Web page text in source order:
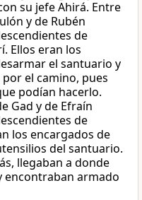
su jefe Ahirá. Entre
y de Rubén
de
Ellos eran los
el santuario y
el camino, pues
podían hacerlo.
Gad y de Efraín
de
los encargados de
del santuario.
llegaban a donde
encontraban armado